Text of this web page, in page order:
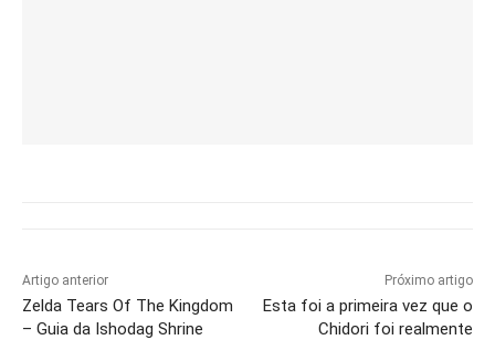
Artigo anterior
Zelda Tears Of The Kingdom
– Guia da Ishodag Shrine
Próximo artigo
Esta foi a primeira vez que o
Chidori foi realmente